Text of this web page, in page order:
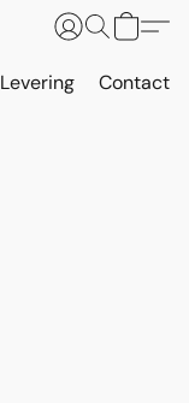
Levering Contact